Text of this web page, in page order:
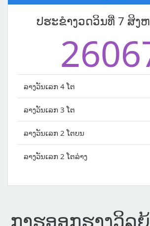
ປຮະຂຳງວດວິນທີ່ 7 ສິງຫ
ລາງວັນເລກ 4 ໂຕ
ລາງວັນເລກ 3 ໂຕ
ລາງວັນເລກ 2 ໂຕບນ
ລາງວັນເລກ 2 ໂຕລ່າງ